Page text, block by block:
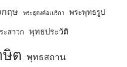
ฤษ พระธุดงค์อเมริกา พระพุทธรูป
ะสาวก พุทธประวัติ
ต พุทธสถาน